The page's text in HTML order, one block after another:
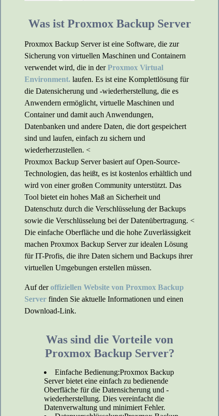
Was ist Proxmox Backup Server
Proxmox Backup Server ist eine Software, die zur
Sicherung von virtuellen Maschinen und Containern
verwendet wird, die in derProxmox Virtual
Environment. laufen. Es ist eine Komplettlösung für
die Datensicherung und -wiederherstellung, die es
Anwendern ermöglicht, virtuelle Maschinen und
Container und damit auch Anwendungen,
Datenbanken und andere Daten, die dort gespeichert
sind und laufen, einfach zu sichern und
wiederherzustellen. <
Proxmox Backup Server basiert auf Open-Source-
Technologien, das heißt, es ist kostenlos erhältlich und
wird von einer großen Community unterstützt. Das
Tool bietet ein hohes Maß an Sicherheit und
Datenschutz durch die Verschlüsselung der Backups
sowie die Verschlüsselung bei der Datenübertragung. <
Die einfache Oberfläche und die hohe Zuverlässigkeit
machen Proxmox Backup Server zur idealen Lösung
für IT-Profis, die ihre Daten sichern und Backups ihrer
virtuellen Umgebungen erstellen müssen.
Auf deroffiziellen Website von Proxmox Backup
Server finden Sie aktuelle Informationen und einen
Download-Link.
Was sind die Vorteile von
Proxmox Backup Server?
Einfache Bedienung:Proxmox Backup
Server bietet eine einfach zu bedienende
Oberfläche für die Datensicherung und -
wiederherstellung. Dies vereinfacht die
Datenverwaltung und minimiert Fehler.